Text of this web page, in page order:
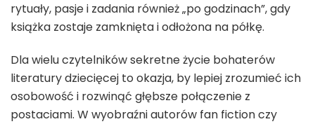
rytuały, pasje i zadania również „po godzinach”, gdy
książka zostaje zamknięta i odłożona na półkę.
Dla wielu czytelników sekretne życie bohaterów
literatury dziecięcej to okazja, by lepiej zrozumieć ich
osobowość i rozwinąć głębsze połączenie z
postaciami. W wyobraźni autorów fan fiction czy